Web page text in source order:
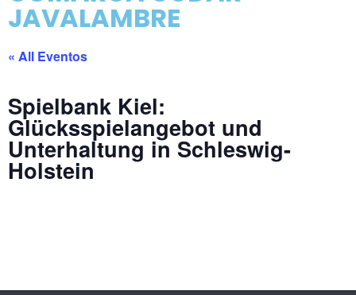
JAVALAMBRE
« All Eventos
Spielbank Kiel:
Glücksspielangebot und
Unterhaltung in Schleswig-
Holstein